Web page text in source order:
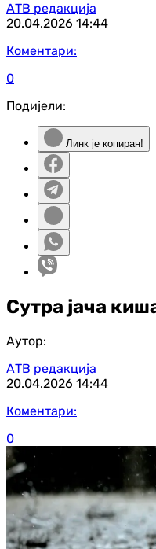
АТВ редакција
20.04.2026 14:44
Коментари:
0
Подијели:
Линк је копиран!
Сутра јача
Аутор:
АТВ редакција
20.04.2026 14:44
Коментари:
0